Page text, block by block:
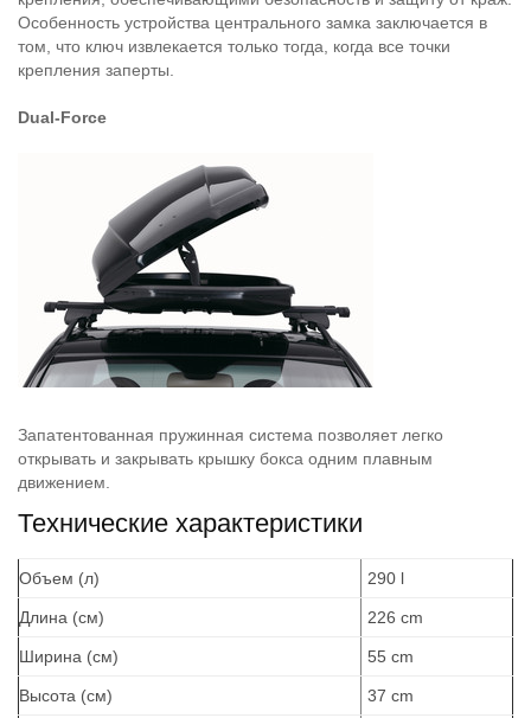
Особенность устройства центрального замка заключается в
том, что ключ извлекается только тогда, когда все точки
крепления заперты.
Dual-Force
Запатентованная пружинная система позволяет легко
открывать и закрывать крышку бокса одним плавным
движением.
Технические характеристики
Объем (л) 290 l
Длина (см) 226 cm
Ширина (см) 55 cm
Высота (см) 37 cm